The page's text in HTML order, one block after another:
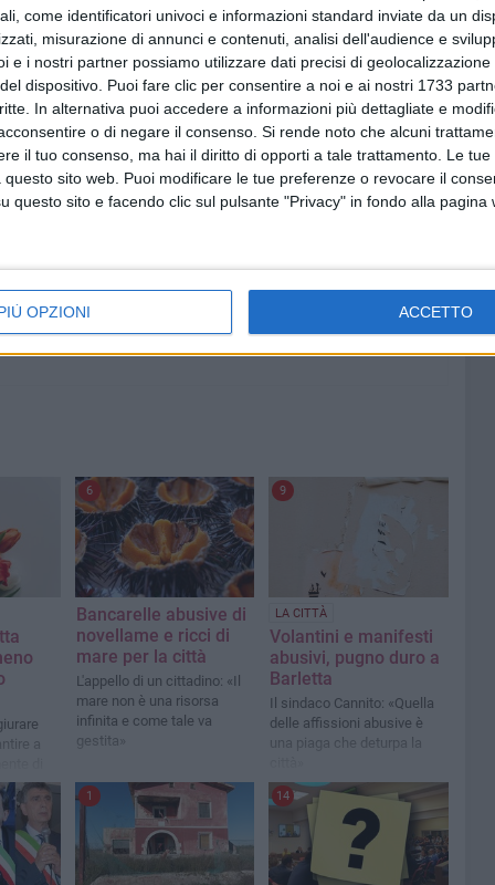
come identificatori univoci e informazioni standard inviate da un
misurazione di annunci e contenuti, analisi dell'audience e
e i nostri partner possiamo utilizzare dati precisi di
dispositivo. Puoi fare clic per consentire a noi e ai nostri 1733
In alternativa puoi accedere a informazioni più dettagliate e
o di negare il consenso. Si rende noto che alcuni
il tuo consenso, ma hai il diritto di opporti a tale trattamento. Le
sito web. Puoi modificare le tue preferenze o revocare il
questo sito e facendo clic sul pulsante "Privacy" in fondo alla pagina
OPZIONI ACCETTO
dell'altro candidato, il cui manifesto è stato affisso, per
Abbiamo improntato la campagna elettorale alla
le affissioni, cercando di rispettare le norme
violazioni. Torno a scusarmi per l'inconveniente, non
saluto. Chiedo che questa mia precisazione
a
attività
sleale»
6
Bancarelle abusive di
novellame e ricci di
mare per la città
L'appello di un cittadino: «Il
mare non è una risorsa
infinita e come tale va
gestita»
9
LA CITTÀ
Volantini e manifesti
abusivi, pugno duro a
Barletta
Il sindaco Cannito: «Quella
delle affissioni abusive è
una piaga che deturpa la
1 14